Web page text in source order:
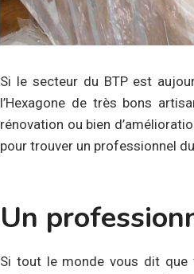
Si le secteur du BTP est
l’Hexagone de très bons
rénovation ou bien
pour trouver un professionnel
Un
Si tout le monde vous dit que